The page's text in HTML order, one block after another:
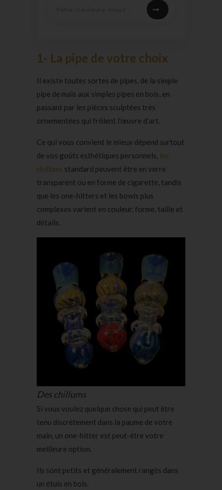
1- La pipe de votre choix
Il existe toutes sortes de pipes, de la simple
pipe de maïs aux simples pipes en bois, en
passant par les pièces sculptées très
ornementées qui frôlent l’œuvre d’art.
Ce qui vous convient le mieux dépend surtout
de vos goûts esthétiques personnels, les
chillums standard peuvent être en verre
transparent ou en forme de cigarette, tandis
que les one-hitters et les bowls plus
complexes varient en couleur, forme, taille et
détails.
Des chillums
Si vous voulez quelque chose qui peut être
tenu discrètement dans la paume de votre
main, un one-hitter est peut-être votre
meilleure option.
Ils sont petits et généralement rangés dans
un étuis en bois.